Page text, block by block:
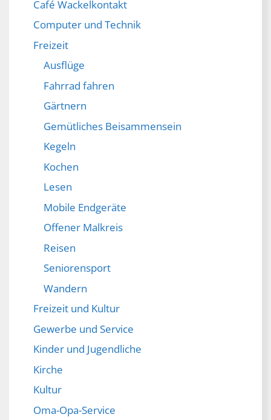
Café Wackelkontakt
Computer und Technik
Freizeit
Ausflüge
Fahrrad fahren
Gärtnern
Gemütliches Beisammensein
Kegeln
Kochen
Lesen
Mobile Endgeräte
Offener Malkreis
Reisen
Seniorensport
Wandern
Freizeit und Kultur
Gewerbe und Service
Kinder und Jugendliche
Kirche
Kultur
Oma-Opa-Service